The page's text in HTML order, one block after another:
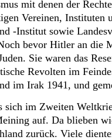
mit denen der
Vereinen, Instituten
-Institut sowie
bevor Hitler an die
Sie waren das
Revolten im
im Irak 1941, und
sich im Zweiten
auf. Da blieben
zurück. Viele